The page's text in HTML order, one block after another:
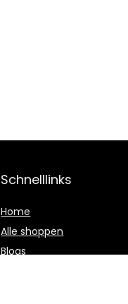
Schnelllinks
Home
Alle shoppen
Blogs